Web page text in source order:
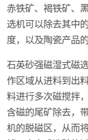
赤铁矿、褐铁矿、
选机可以除去其中
度，以及陶瓷产品
石英砂强磁湿式磁
作区域从进料到出
料进行多次磁搅拌
含磁的尾矿除去，
机的脱磁区，从而